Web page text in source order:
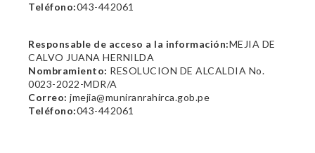
Teléfono:043-442061
Responsable de acceso a la información:MEJIA DE
CALVO JUANA HERNILDA
Nombramiento: RESOLUCION DE ALCALDIA No.
0023-2022-MDR/A
Correo: jmejia@muniranrahirca.gob.pe
Teléfono:043-442061